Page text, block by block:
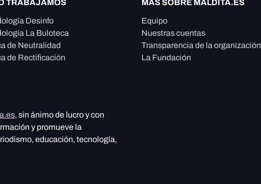
TRABAJAMOS
Desinfo
La Buloteca
de Neutralidad
de Rectificación
MÁS SOBRE MALDITA.ES
Equipo
Nuestras cuentas
Transparencia de la organización
La Fundación
, sin ánimo de lucro y con
y promueve la
educación, tecnología,